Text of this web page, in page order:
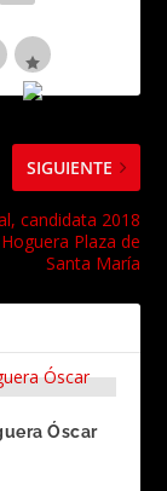
SIGUIENTE
candidata 2018
Plaza de
Santa María
Óscar